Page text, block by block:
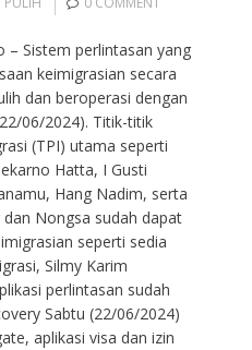
– Sistem perlintasan yang
keimigrasian secara
dan beroperasi dengan
06/2024). Titik-titik
(TPI) utama seperti
Hatta, I Gusti
Hang Nadim, serta
Nongsa sudah dapat
seperti sedia
Silmy Karim
perlintasan sudah
Sabtu (22/06/2024)
aplikasi visa dan izin